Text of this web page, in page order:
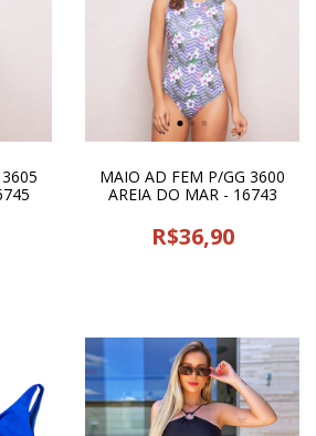
MAIO AD FEM P/GG 3600
AREIA DO MAR - 16743
R$36,90